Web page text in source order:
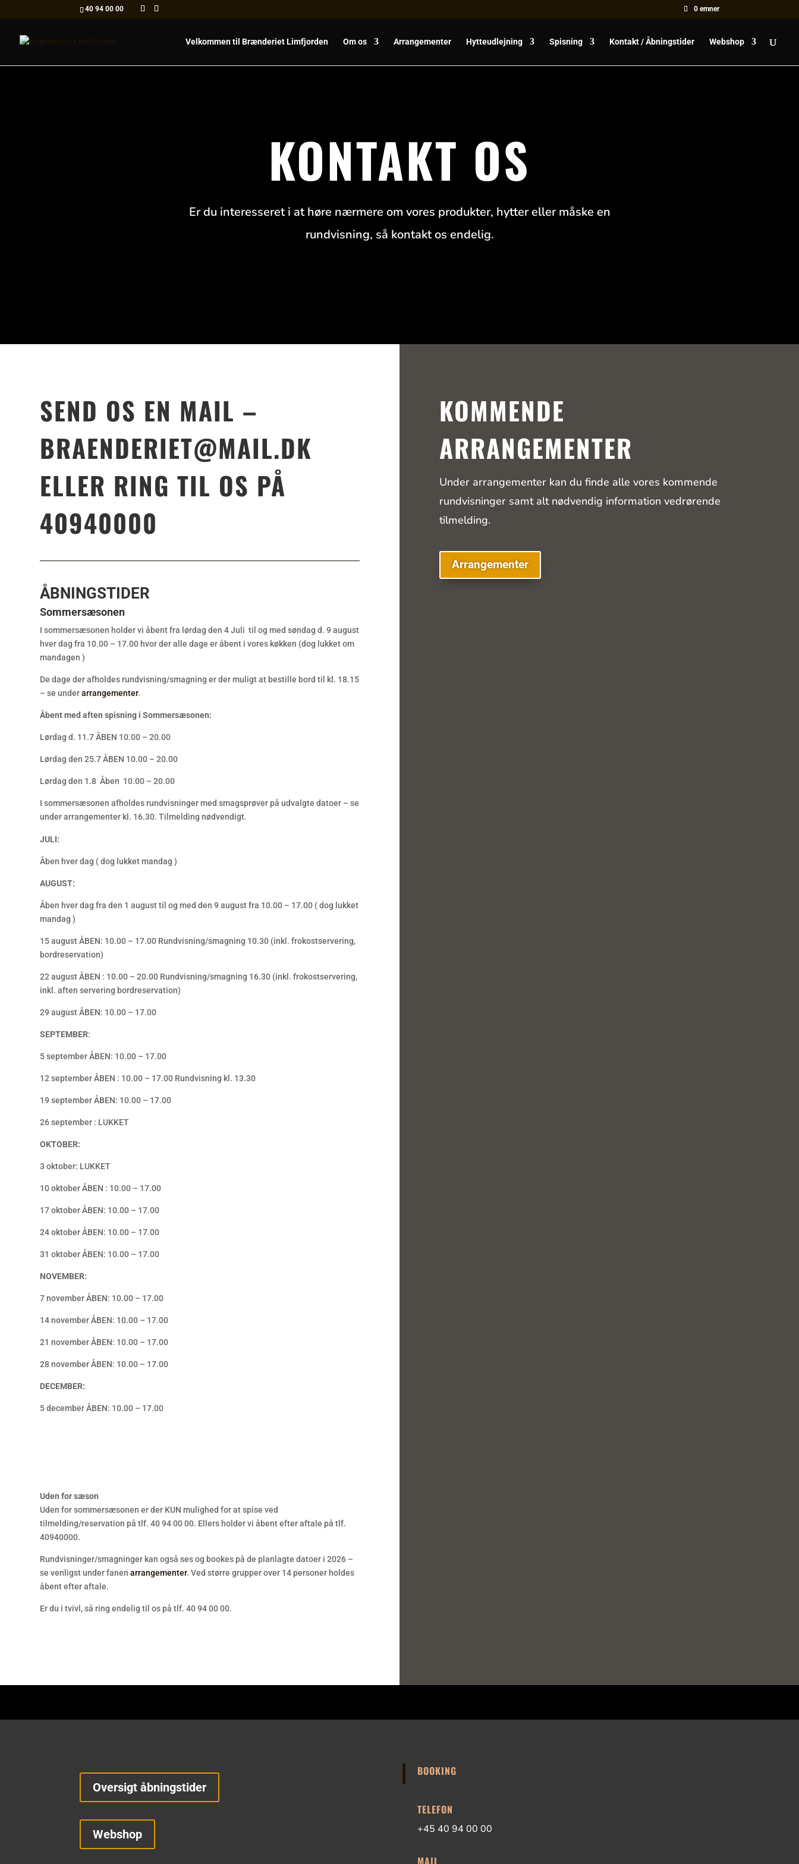
40 94 00 00 0 emner
Velkommen til Brænderiet Limfjorden Om os Arrangementer Hytteudlejning Spisning Kontakt / Åbningstider Webshop
KONTAKT OS
Er du interesseret i at høre nærmere om vores produkter, hytter eller måske en
rundvisning, så kontakt os endelig.
SEND OS EN MAIL –
BRAENDERIET@MAIL.DK
ELLER RING TIL OS PÅ
40940000
ÅBNINGSTIDER
Sommersæsonen
I sommersæsonen holder vi åbent fra lørdag den 4 Juli til og med søndag d. 9 august
hver dag fra 10.00 – 17.00 hvor der alle dage er åbent i vores køkken (dog lukket om
mandagen )
De dage der afholdes rundvisning/smagning er der muligt at bestille bord til kl. 18.15
– se underarrangementer.
Åbent med aften spisning i Sommersæsonen:
Lørdag d. 11.7 ÅBEN 10.00 – 20.00
Lørdag den 25.7 ÅBEN 10.00 – 20.00
Lørdag den 1.8 Åben 10.00 – 20.00
I sommersæsonen afholdes rundvisninger med smagsprøver på udvalgte datoer – se
under arrangementer kl. 16.30. Tilmelding nødvendigt.
JULI:
Åben hver dag ( dog lukket mandag )
AUGUST:
Åben hver dag fra den 1 august til og med den 9 august fra 10.00 – 17.00 ( dog lukket
mandag )
15 august ÅBEN: 10.00 – 17.00 Rundvisning/smagning 10.30 (inkl. frokostservering,
bordreservation)
22 august ÅBEN : 10.00 – 20.00 Rundvisning/smagning 16.30 (inkl. frokostservering,
inkl. aften servering bordreservation)
29 august ÅBEN: 10.00 – 17.00
SEPTEMBER:
5 september ÅBEN: 10.00 – 17.00
12 september ÅBEN : 10.00 – 17.00 Rundvisning kl. 13.30
19 september ÅBEN: 10.00 – 17.00
26 september : LUKKET
OKTOBER:
3 oktober: LUKKET
10 oktober ÅBEN : 10.00 – 17.00
17 oktober ÅBEN: 10.00 – 17.00
24 oktober ÅBEN: 10.00 – 17.00
31 oktober ÅBEN: 10.00 – 17.00
NOVEMBER:
7 november ÅBEN: 10.00 – 17.00
14 november ÅBEN: 10.00 – 17.00
21 november ÅBEN: 10.00 – 17.00
28 november ÅBEN: 10.00 – 17.00
DECEMBER:
5 december ÅBEN: 10.00 – 17.00
Uden for sæson
Uden for sommersæsonen er der KUN mulighed for at spise ved
tilmelding/reservation på tlf. 40 94 00 00. Ellers holder vi åbent efter aftale på tlf.
40940000.
Rundvisninger/smagninger kan også ses og bookes på de planlagte datoer i 2026 –
se venligst under fanenarrangementer. Ved større grupper over 14 personer holdes
åbent efter aftale.
Er du i tvivl, så ring endelig til os på tlf. 40 94 00 00.
KOMMENDE
ARRANGEMENTER
Under arrangementer kan du finde alle vores kommende
rundvisninger samt alt nødvendig information vedrørende
tilmelding.
Arrangementer
Oversigt åbningstider
Webshop
BOOKING
TELEFON
+45 40 94 00 00
MAIL